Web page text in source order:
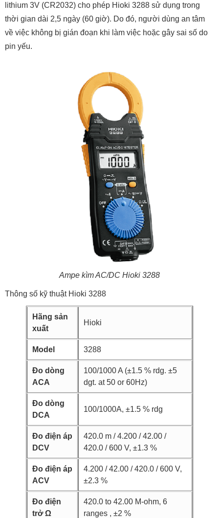
lithium 3V (CR2032) cho phép Hioki 3288 sử dụng trong
thời gian dài 2,5 ngày (60 giờ). Do đó, người dùng an tâm
về việc không bị gián đoạn khi làm việc hoặc gây sai số do
pin yếu.
Ampe kìm AC/DC Hioki 3288
Thông số kỹ thuật Hioki 3288
Hãng sản
xuất
Hioki
Model 3288
Đo dòng
ACA
100/1000 A (±1.5 % rdg. ±5
dgt. at 50 or 60Hz)
Đo dòng
DCA
100/1000A, ±1.5 % rdg
Đo điện áp
DCV
420.0 m / 4.200 / 42.00 /
420.0 / 600 V, ±1.3 %
Đo điện áp
ACV
4.200 / 42.00 / 420.0 / 600 V,
±2.3 %
Đo điện
trở Ω
420.0 to 42.00 M-ohm, 6
ranges , ±2 %